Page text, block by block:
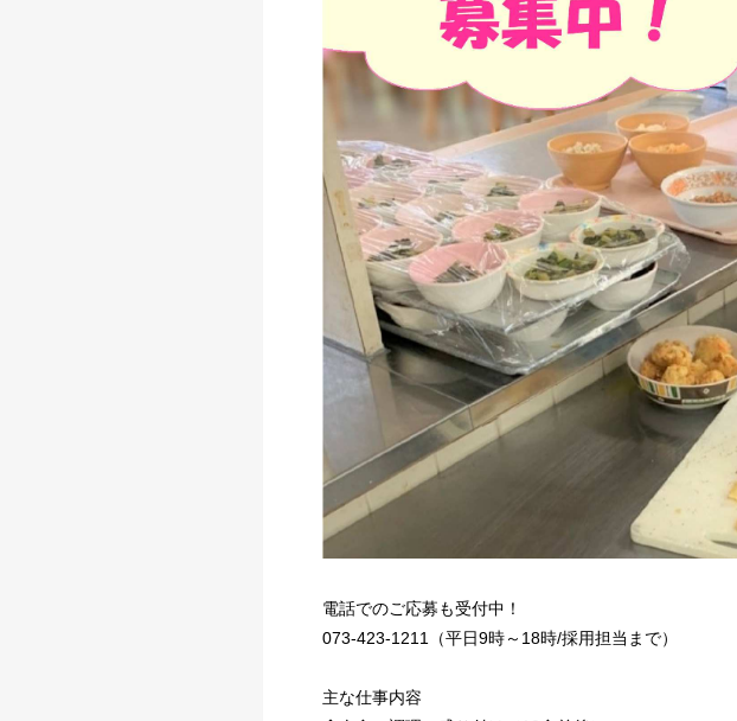
電話でのご応募も受付中！
073-423-1211（平日9時～18時/採用担当まで）
主な仕事内容